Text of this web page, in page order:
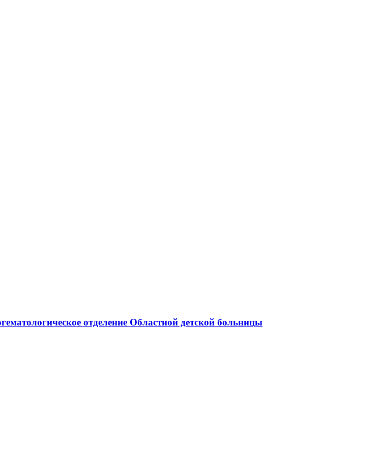
отделение Областной детской больницы